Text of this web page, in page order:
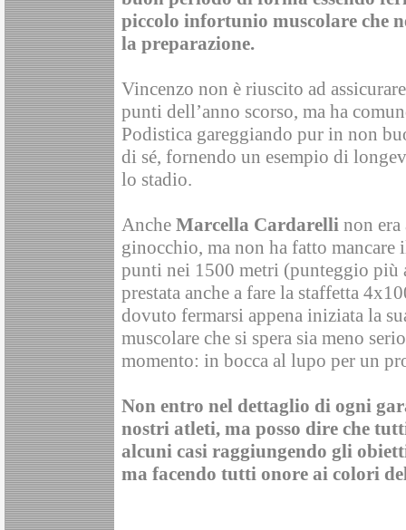
piccolo infortunio muscolare che
la preparazione.
Vincenzo non è riuscito ad
punti dell’anno scorso, ma ha
Podistica gareggiando pur in non
di sé, fornendo un esempio di
lo stadio.
Anche Marcella Cardarelli non
ginocchio, ma non ha fatto
punti nei 1500 metri (punteggio più
prestata anche a fare la staffetta
dovuto fermarsi appena iniziata la
muscolare che si spera sia meno
momento: in bocca al lupo per un
Non entro nel dettaglio di ogni
nostri atleti, ma posso dire che
alcuni casi raggiungendo gli
ma facendo tutti onore ai colori